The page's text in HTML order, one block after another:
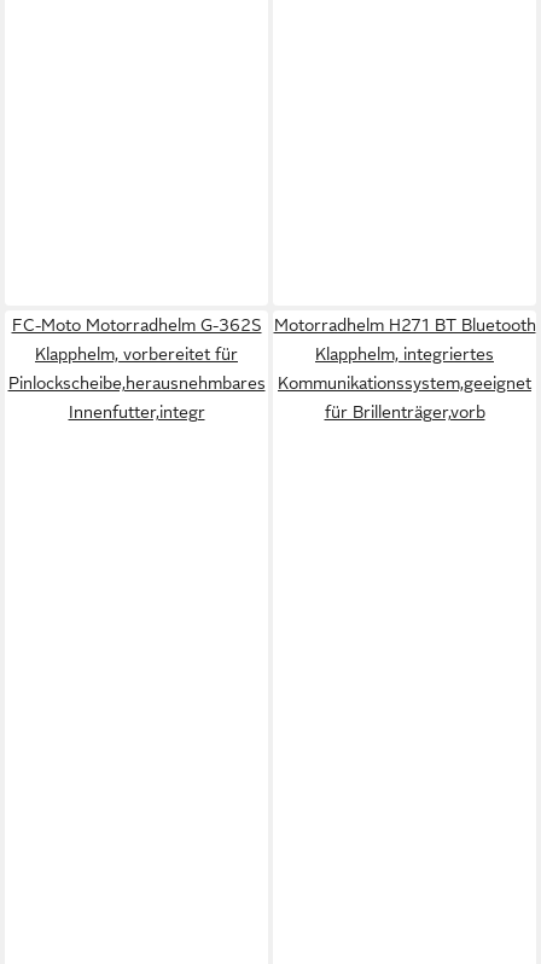
FC-Moto Motorradhelm G-362S
Klapphelm, vorbereitet für
Pinlockscheibe,herausnehmbares
Innenfutter,integr
Motorradhelm H271 BT Bluetooth
Klapphelm, integriertes
Kommunikationssystem,geeignet
für Brillenträger,vorb